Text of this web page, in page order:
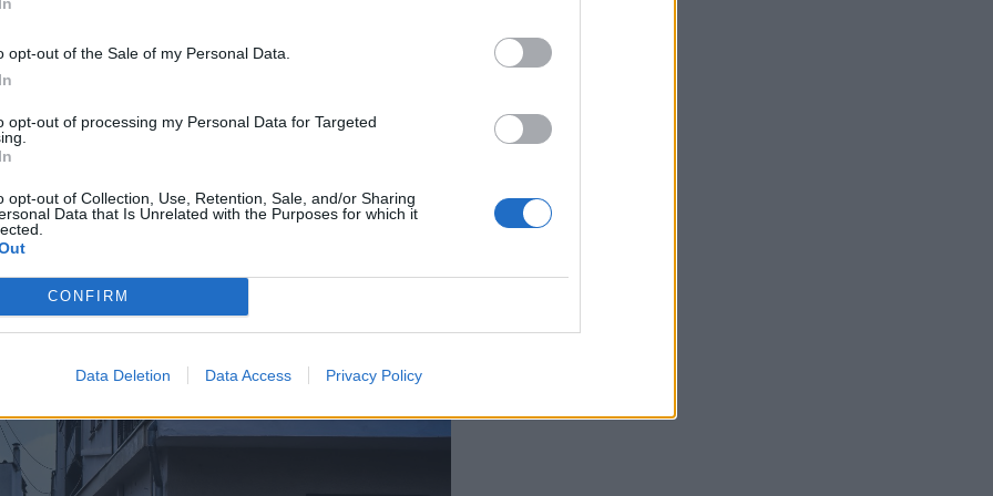
opt-out of the Sale of my Personal Data.
opt-out of processing my Personal Data for Targeted
opt-out of Collection, Use, Retention, Sale, and/or Sharing
Data that Is Unrelated with the Purposes for which it
CONFIRM
Data Deletion Data Access Privacy Policy
λόγω εξέλιξης επικίνδυνων καιρικών φαινομένων.
της περιοχής υπενθυμίζοντάς τους ότι
του Βόλου, με εντολή της ελληνικής
ότι βρίσκεται σε ισχύ η απαγόρευση
λόγω εξέλιξης επικίνδυνων καιρικών